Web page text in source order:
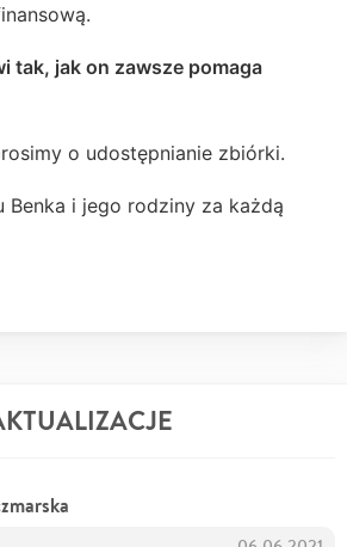
tak, jak on zawsze pomaga
o udostępnianie zbiórki.
Benka i jego rodziny za każdą